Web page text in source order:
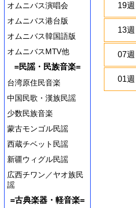
オムニバス演唱会
オムニバス港台版
オムニバス韓国語版
オムニバスMTV他
=民謡・民族音楽=
台湾原住民音楽
中国民歌・漢族民謡
少数民族音楽
蒙古モンゴル民謡
西蔵チベット民謡
新疆ウィグル民謡
広西チワン／ヤオ族民
謡
=古典楽器・軽音楽=
19週
13週
07週
01週